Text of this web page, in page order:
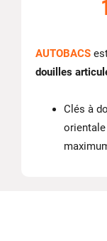
AUTOBACS
douilles
Clés à